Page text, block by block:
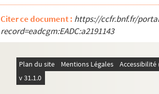
Citer ce document : https://ccfr.bnf.fr/
record=eadcgm:EADC:a2191143
Plan du site Mentions Légales
v 31.1.0